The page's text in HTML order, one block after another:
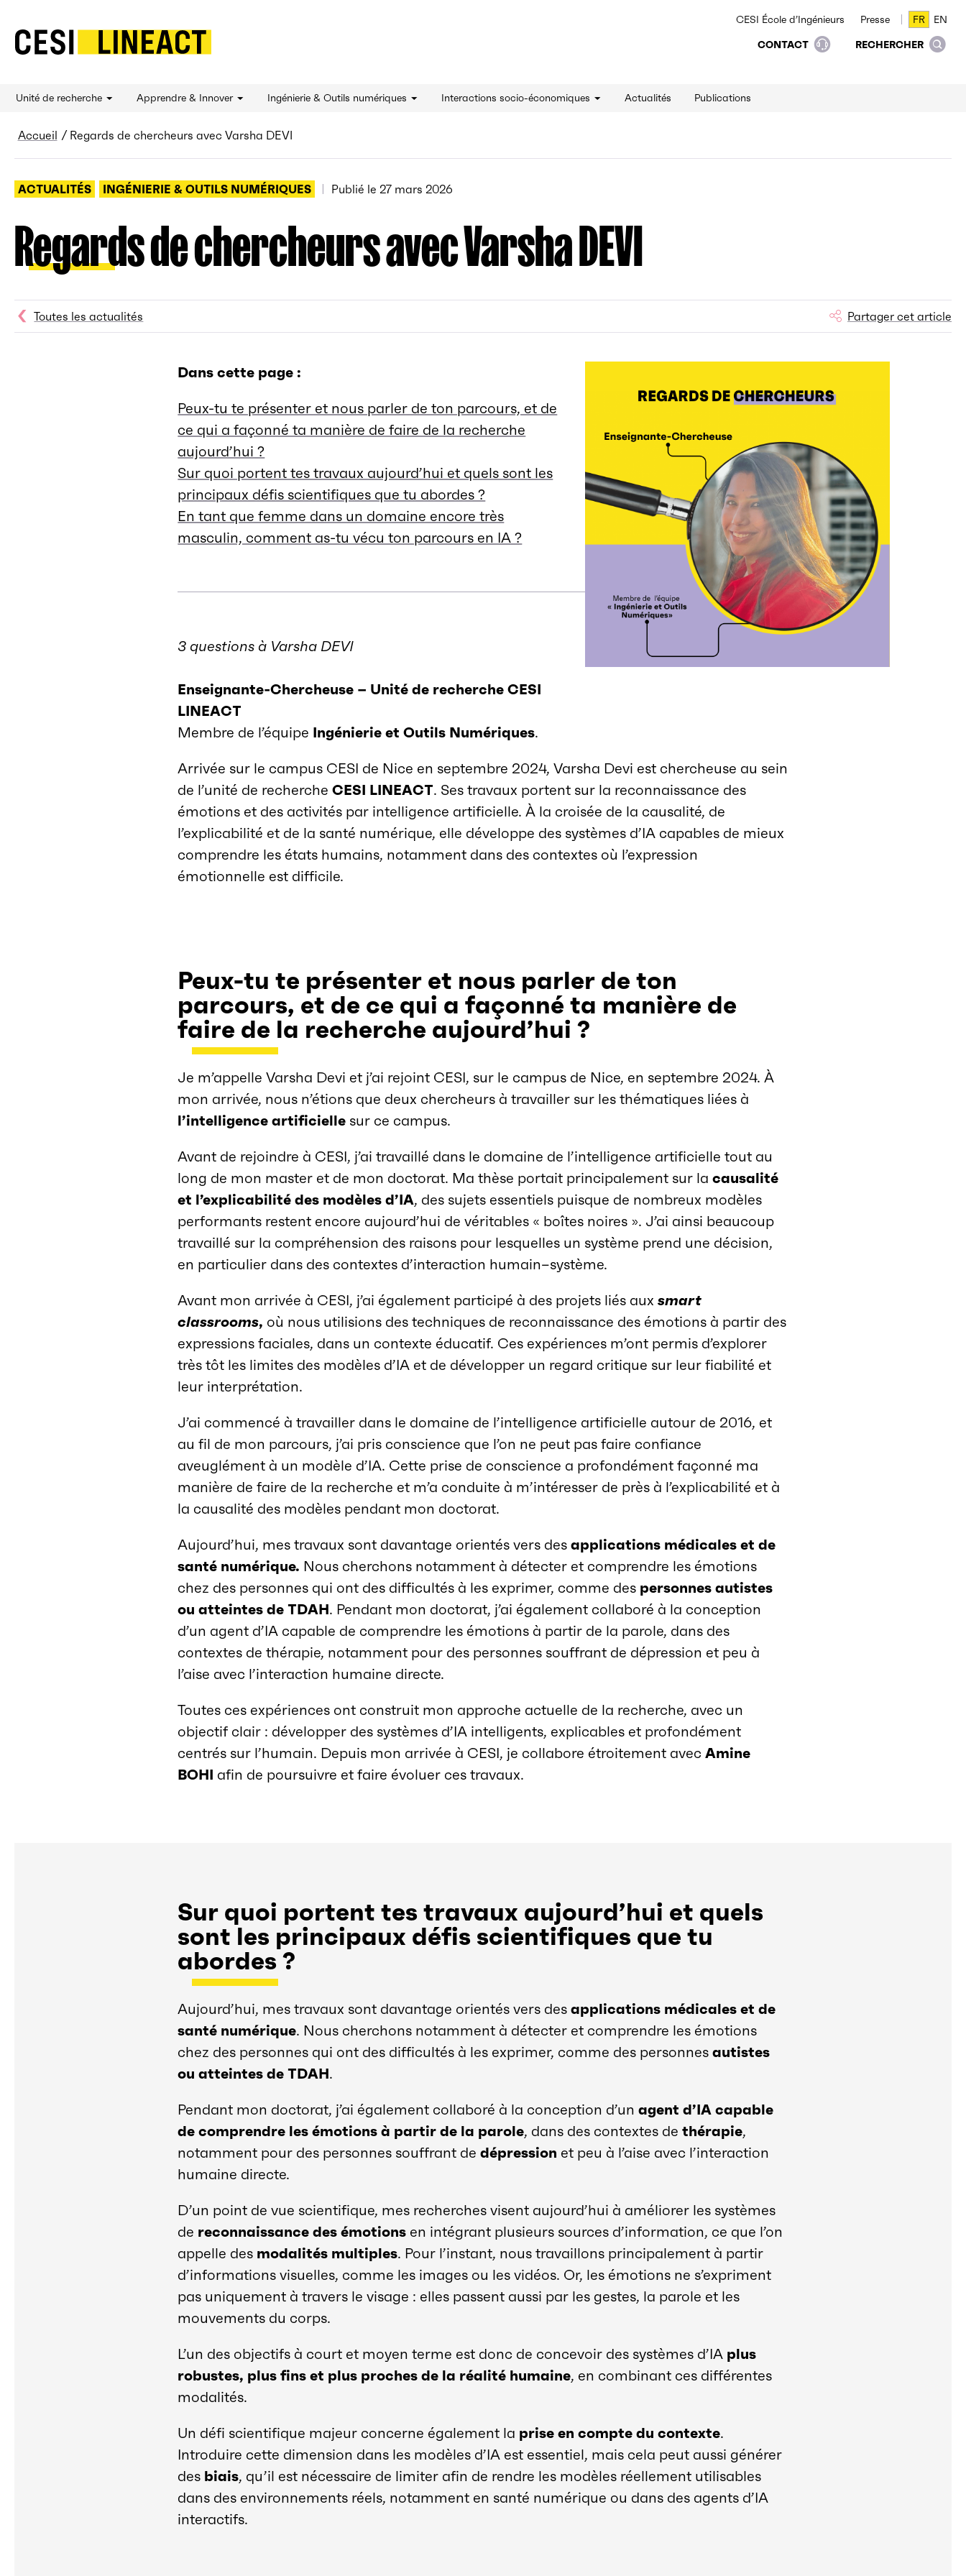
CESI LINEACT - Laboratoire de recherche et d'innovation - Accueil
CESI École d’Ingénieurs Presse FR
FR EN
EN
CONTACT
RECHERCHER
Unité de recherche Apprendre & Innover Ingénierie & Outils numériques Interactions socio-économiques Actualités Publications
Fil d’Ariane
Accueil Regards de chercheurs avec Varsha DEVI
ACTUALITÉS INGÉNIERIE & OUTILS NUMÉRIQUES Publié le 27 mars 2026
Regards de chercheurs avec Varsha DEVI
Toutes les actualités Partager cet article
Dans cette page :
Peux-tu te présenter et nous parler de ton parcours, et de
ce qui a façonné ta manière de faire de la recherche
aujourd’hui ?
Sur quoi portent tes travaux aujourd’hui et quels sont les
principaux défis scientifiques que tu abordes ?
En tant que femme dans un domaine encore très
masculin, comment as-tu vécu ton parcours en IA ?
3 questions à Varsha DEVI
Enseignante-Chercheuse – Unité de recherche CESI
LINEACT
Membre de l’équipe Ingénierie et Outils Numériques.
Arrivée sur le campus CESI de Nice en septembre 2024, Varsha Devi est chercheuse au sein
de l’unité de rechercheCESI LINEACT. Ses travaux portent sur la reconnaissance des
émotions et des activités par intelligence artificielle. À la croisée de la causalité, de
l’explicabilité et de la santé numérique, elle développe des systèmes d’IA capables de mieux
comprendre les états humains, notamment dans des contextes où l’expression
émotionnelle est difficile.
Peux-tu te présenter et nous parler de ton
parcours, et de ce qui a façonné ta manière de
faire de la recherche aujourd’hui ?
Je m’appelle Varsha Devi et j’ai rejoint CESI, sur le campus de Nice, en septembre 2024. À
mon arrivée, nous n’étions que deux chercheurs à travailler sur les thématiques liées à
l’intelligence artificielle sur ce campus.
Avant de rejoindre à CESI, j’ai travaillé dans le domaine de l’intelligence artificielle tout au
long de mon master et de mon doctorat. Ma thèse portait principalement sur la causalité
et l’explicabilité des modèles d’IA, des sujets essentiels puisque de nombreux modèles
performants restent encore aujourd’hui de véritables « boîtes noires ». J’ai ainsi beaucoup
travaillé sur la compréhension des raisons pour lesquelles un système prend une décision,
en particulier dans des contextes d’interaction humain–système.
Avant mon arrivée à CESI, j’ai également participé à des projets liés auxsmart
classrooms, où nous utilisions des techniques de reconnaissance des émotions à partir des
expressions faciales, dans un contexte éducatif. Ces expériences m’ont permis d’explorer
très tôt les limites des modèles d’IA et de développer un regard critique sur leur fiabilité et
leur interprétation.
J’ai commencé à travailler dans le domaine de l’intelligence artificielle autour de 2016, et
au fil de mon parcours, j’ai pris conscience que l’on ne peut pas faire confiance
aveuglément à un modèle d’IA. Cette prise de conscience a profondément façonné ma
manière de faire de la recherche et m’a conduite à m’intéresser de près à l’explicabilité et à
la causalité des modèles pendant mon doctorat.
Aujourd’hui, mes travaux sont davantage orientés vers desapplications médicales et de
santé numérique. Nous cherchons notamment à détecter et comprendre les émotions
chez des personnes qui ont des difficultés à les exprimer, comme des personnes autistes
ou atteintes de TDAH. Pendant mon doctorat, j’ai également collaboré à la conception
d’un agent d’IA capable de comprendre les émotions à partir de la parole, dans des
contextes de thérapie, notamment pour des personnes souffrant de dépression et peu à
l’aise avec l’interaction humaine directe.
Toutes ces expériences ont construit mon approche actuelle de la recherche, avec un
objectif clair : développer des systèmes d’IA intelligents, explicables et profondément
centrés sur l’humain. Depuis mon arrivée à CESI, je collabore étroitement avecAmine
BOHI afin de poursuivre et faire évoluer ces travaux.
Sur quoi portent tes travaux aujourd’hui et quels
sont les principaux défis scientifiques que tu
abordes ?
Aujourd’hui, mes travaux sont davantage orientés vers desapplications médicales et de
santé numérique. Nous cherchons notamment à détecter et comprendre les émotions
chez des personnes qui ont des difficultés à les exprimer, comme des personnesautistes
ou atteintes de TDAH.
Pendant mon doctorat, j’ai également collaboré à la conception d’unagent d’IA capable
de comprendre les émotions à partir de la parole, dans des contextes dethérapie,
notamment pour des personnes souffrant dedépression et peu à l’aise avec l’interaction
humaine directe.
D’un point de vue scientifique, mes recherches visent aujourd’hui à améliorer les systèmes
de reconnaissance des émotions en intégrant plusieurs sources d’information, ce que l’on
appelle des modalités multiples. Pour l’instant, nous travaillons principalement à partir
d’informations visuelles, comme les images ou les vidéos. Or, les émotions ne s’expriment
pas uniquement à travers le visage : elles passent aussi par les gestes, la parole et les
mouvements du corps.
L’un des objectifs à court et moyen terme est donc de concevoir des systèmes d’IA plus
robustes, plus fins et plus proches de la réalité humaine, en combinant ces différentes
modalités.
Un défi scientifique majeur concerne également la prise en compte du contexte.
Introduire cette dimension dans les modèles d’IA est essentiel, mais cela peut aussi générer
des biais, qu’il est nécessaire de limiter afin de rendre les modèles réellement utilisables
dans des environnements réels, notamment en santé numérique ou dans des agents d’IA
interactifs.